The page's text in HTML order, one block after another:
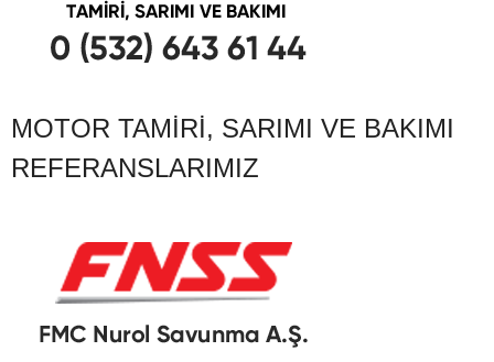
MOTOR TAMIRI, SARIMI VE BAKIMI
REFERANSLARIMIZ